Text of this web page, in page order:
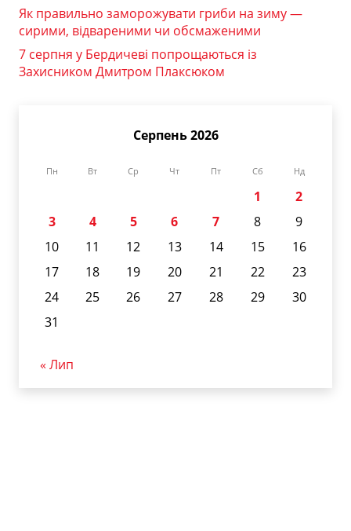
Як правильно заморожувати гриби на зиму —
сирими, відвареними чи обсмаженими
7 серпня у Бердичеві попрощаються із
Захисником Дмитром Плаксюком
Серпень 2026
Пн Вт Ср Чт Пт Сб Нд
1
2
3
4 5 6 7 8
9
10
11 12 13 14 15
16
17
18 19 20 21 22
23
24
25 26 27 28 29
30
31
« Лип